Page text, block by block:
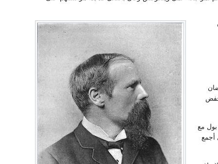
مع
أجمع